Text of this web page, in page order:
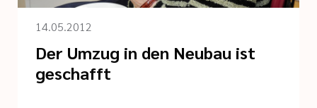
14.05.2012
Der Umzug in den Neubau ist
geschafft